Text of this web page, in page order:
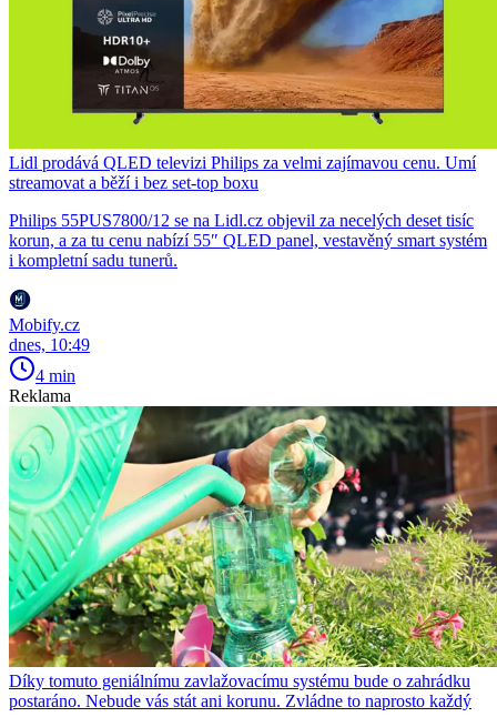
Lidl prodává QLED televizi Philips za velmi zajímavou cenu. Umí
streamovat a běží i bez set-top boxu
Philips 55PUS7800/12 se na Lidl.cz objevil za necelých deset tisíc
korun, a za tu cenu nabízí 55″ QLED panel, vestavěný smart systém
i kompletní sadu tunerů.
Mobify.cz
dnes, 10:49
4 min
Reklama
Díky tomuto geniálnímu zavlažovacímu systému bude o zahrádku
postaráno. Nebude vás stát ani korunu. Zvládne to naprosto každý